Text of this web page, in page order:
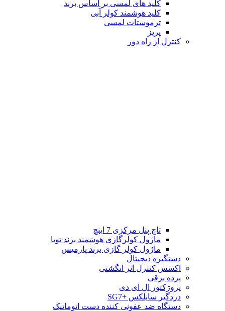
کلید های لمسی بر اساس برند
کلید هوشمند کولر آبی
ترموستات لمسی
پریز
کنترل از راه دور
تاچ پنل مرکزی 7 اینچ
ماژول کولرگازی هوشمند برند تویا
ماژول کولر گازی برند پارمیس
دستگیره دیجیتال
اکسس کنترل اثر انگشتی
پرده برقی
پروژکتور ال ای دی
دزدگیر سایلکس +SG7
دستگاه ضد عفونی کننده دست اتوماتیک